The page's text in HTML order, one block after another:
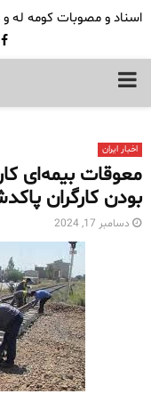
اسناد و مصوبات کومه له
PRIMARY
اخبار ایران
معوقات بیمه‌ای
بودن کارگران
دسامبر 17, 2024